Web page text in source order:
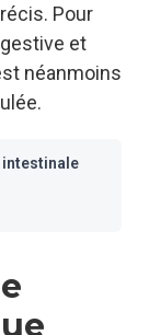
Pour
et
néanmoins
intestinale